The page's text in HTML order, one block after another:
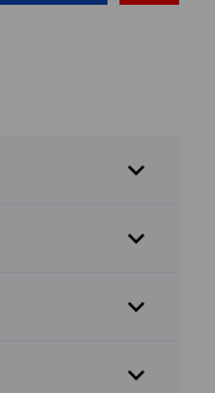
expand_more
expand_more
expand_more
expand_more